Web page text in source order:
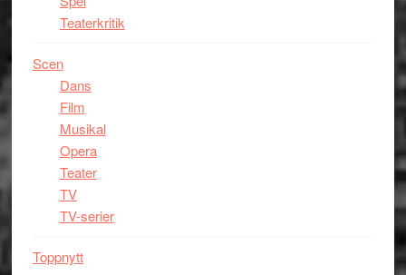
Teaterkritik
Scen
Dans
Film
Musikal
Opera
Teater
TV
TV-serier
Toppnytt